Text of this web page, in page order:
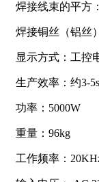
焊接线束的平方
焊接铜丝（铝丝
显示方式：工控
生产效率：约3-
功率：5000W
重量：96kg
工作频率：